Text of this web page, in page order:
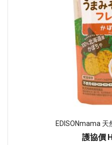
EDISONmama
護協價